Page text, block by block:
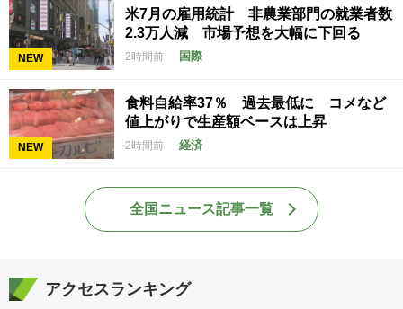
NEW
米7月の雇用統計 非農業部門の就業者数
2.3万人減 市場予想を大幅に下回る
2時間前 国際
NEW
食料自給率37％ 過去最低に コメなど
値上がりで生産額ベースは上昇
2時間前 経済
全国ニュース記事一覧
アクセスランキング